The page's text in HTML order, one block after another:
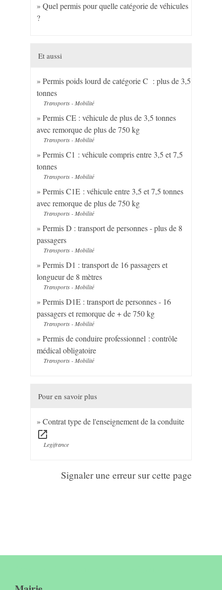
Quel permis pour quelle catégorie de véhicules
?
Et aussi
Permis poids lourd de catégorie C : plus de 3,5
tonnes
Transports - Mobilité
Permis CE : véhicule de plus de 3,5 tonnes
avec remorque de plus de 750 kg
Transports - Mobilité
Permis C1 : véhicule compris entre 3,5 et 7,5
tonnes
Transports - Mobilité
Permis C1E : véhicule entre 3,5 et 7,5 tonnes
avec remorque de plus de 750 kg
Transports - Mobilité
Permis D : transport de personnes - plus de 8
passagers
Transports - Mobilité
Permis D1 : transport de 16 passagers et
longueur de 8 mètres
Transports - Mobilité
Permis D1E : transport de personnes - 16
passagers et remorque de + de 750 kg
Transports - Mobilité
Permis de conduire professionnel : contrôle
médical obligatoire
Transports - Mobilité
Pour en savoir plus
Contrat type de l'enseignement de la conduite
open_in_new
Legifrance
Signaler une erreur sur cette page